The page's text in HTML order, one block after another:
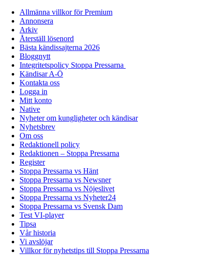
Allmänna villkor för Premium
Annonsera
Arkiv
Återställ lösenord
Bästa kändissajterna 2026
Bloggnytt
Integritetspolicy Stoppa Pressarna
Kändisar A-Ö
Kontakta oss
Logga in
Mitt konto
Native
Nyheter om kungligheter och kändisar
Nyhetsbrev
Om oss
Redaktionell policy
Redaktionen – Stoppa Pressarna
Register
Stoppa Pressarna vs Hänt
Stoppa Pressarna vs Newsner
Stoppa Pressarna vs Nöjeslivet
Stoppa Pressarna vs Nyheter24
Stoppa Pressarna vs Svensk Dam
Test VI-player
Tipsa
Vår historia
Vi avslöjar
Villkor för nyhetstips till Stoppa Pressarna